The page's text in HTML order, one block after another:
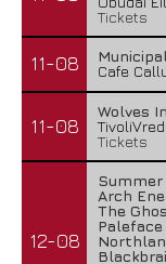
Tickets
11-08
Cafe
11-08
Wolves
Tickets
12-08
Summer
Arch
The